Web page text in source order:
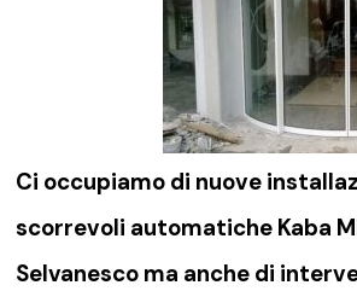
Ci occupiamo di nuove
scorrevoli automatiche Kaba
Selvanesco ma anche di